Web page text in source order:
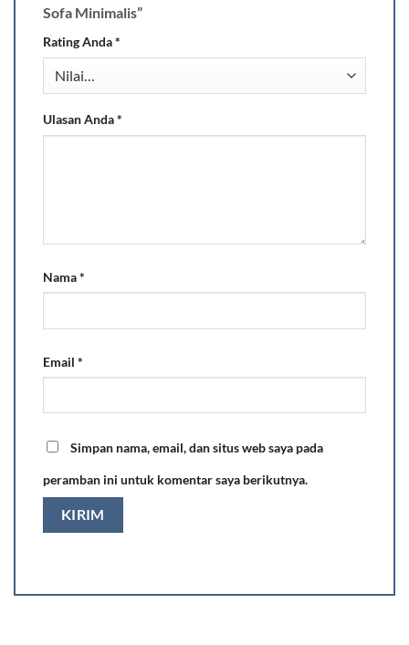
Sofa Minimalis”
Rating Anda*
Ulasan Anda*
Nama*
Email *
Simpan nama, email, dan situs web saya pada
peramban ini untuk komentar saya berikutnya.